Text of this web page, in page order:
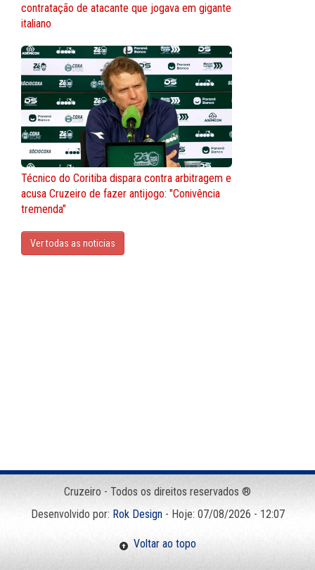
contratação de atacante que jogava em gigante
italiano
Técnico do Coritiba dispara contra arbitragem e
acusa Cruzeiro de fazer antijogo: "Conivência
tremenda"
Ver todas as noticias
Cruzeiro - Todos os direitos reservados ®
Desenvolvido por: Rok Design- Hoje: 07/08/2026 - 12:07
Voltar ao topo